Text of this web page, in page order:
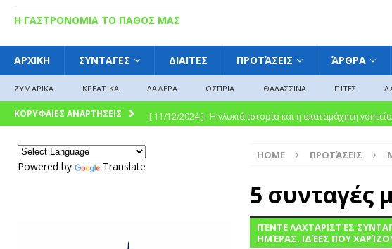
Η ΓΑΣΤΡΟΝΟΜΙΑ ΤΟ ΠΑΘΟΣ ΜΑΣ
ΑΡΧΙΚΗ ΣΥΝΤΑΓΕΣ ΔΙΑΙΤΕΣ ΠΡΟΤΆΣΕΙΣ ΆΡΘΡΑ
ΖΥΜΑΡΙΚΑ ΚΡΕΑΤΙΚΑ ΛΑΔΕΡΑ ΟΣΠΡΙΑ ΘΑΛΑΣΣΙΝΑ ΠΙΤΕΣ
ΚΟΡΥΦΑΙΕΣ ΑΝΑΡΤΗΣΕΙΣ [ 11/12/2024 ] Η γλυκιά ιστορία και η ακαταμάχητη
Γλυκό του κουταλιού : Γλυκές
“Γιουβέτσι: Ένα Ζεστό Κλασικό της
HOME ΠΡΟΤΆΣΕΙΣ
5 συνταγές
ΠΈΝΤΕ ΛΑΧΤΑΡΙΣΤΈΣ
ΗΜΈΡΑΣ. ΙΔΈΕΣ ΠΟΥ
Powered by Translate